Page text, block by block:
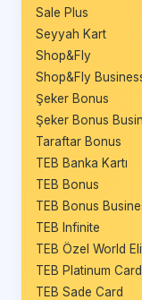
Sale Plus
Seyyah Kart
Shop&Fly
Shop&Fly
Şeker Bonus
Şeker Bonus
Taraftar Bonus
TEB Banka Kartı
TEB Bonus
TEB Bonus
TEB Infinite
TEB Özel World
TEB Platinum Card
TEB Sade Card